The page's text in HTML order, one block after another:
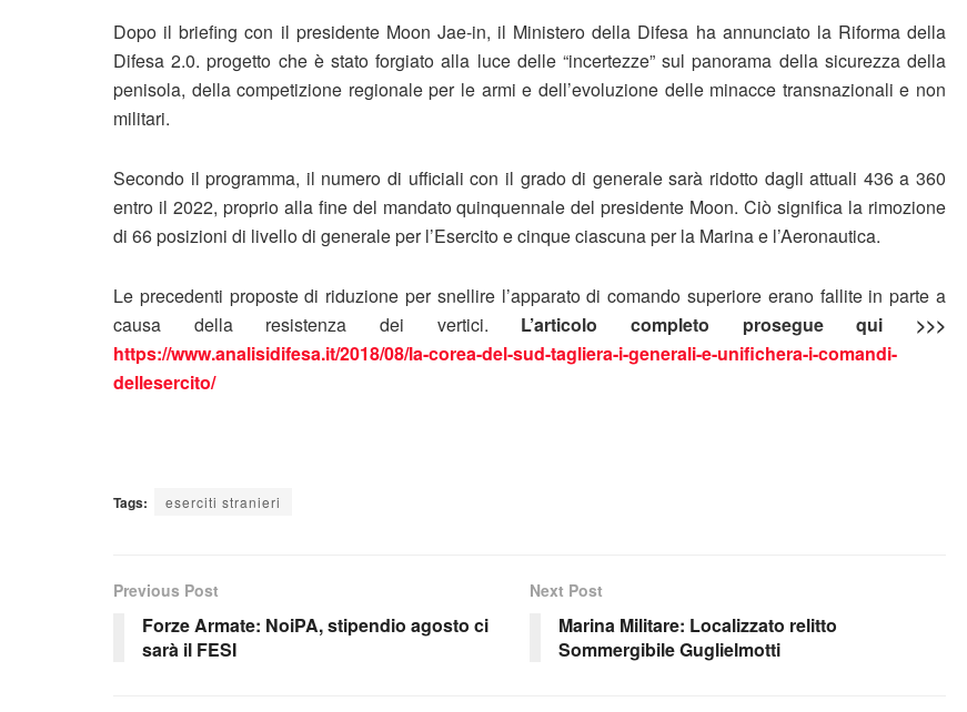
Dopo il briefing con il presidente Moon Jae-in, il Ministero della Difesa ha annunciato la Riforma della
Difesa 2.0. progetto che è stato forgiato alla luce delle “incertezze” sul panorama della sicurezza della
penisola, della competizione regionale per le armi e dell’evoluzione delle minacce transnazionali e non
militari.
Secondo il programma, il numero di ufficiali con il grado di generale sarà ridotto dagli attuali 436 a 360
entro il 2022, proprio alla fine del mandato quinquennale del presidente Moon. Ciò significa la rimozione
di 66 posizioni di livello di generale per l’Esercito e cinque ciascuna per la Marina e l’Aeronautica.
Le precedenti proposte di riduzione per snellire l’apparato di comando superiore erano fallite in parte a
causa della resistenza dei vertici. L’articolo completo prosegue qui >>>
https://www.analisidifesa.it/2018/08/la-corea-del-sud-tagliera-i-generali-e-unifichera-i-comandi-
dellesercito/
Tags: eserciti stranieri
Previous Post
Forze Armate: NoiPA, stipendio agosto ci
sarà il FESI
Next Post
Marina Militare: Localizzato relitto
Sommergibile Guglielmotti